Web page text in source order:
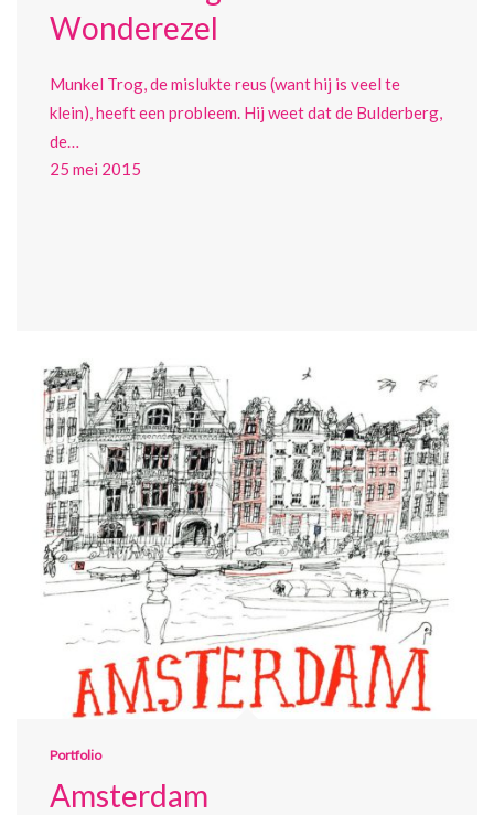
Wonderezel
Munkel Trog, de mislukte reus (want hij is veel te
klein), heeft een probleem. Hij weet dat de Bulderberg,
de…
25 mei 2015
Portfolio
Amsterdam